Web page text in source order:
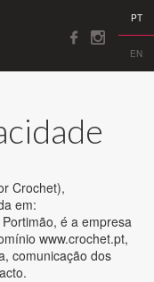
PT
EN
Crochet),
em:
é a empresa
www.crochet.pt,
comunicação dos